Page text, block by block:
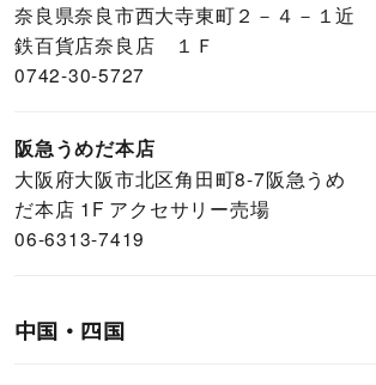
奈良県奈良市西大寺東町２－４－１近
鉄百貨店奈良店 １Ｆ
0742-30-5727
阪急うめだ本店
大阪府大阪市北区角田町8-7阪急うめ
だ本店 1F アクセサリー売場
06-6313-7419
中国・四国